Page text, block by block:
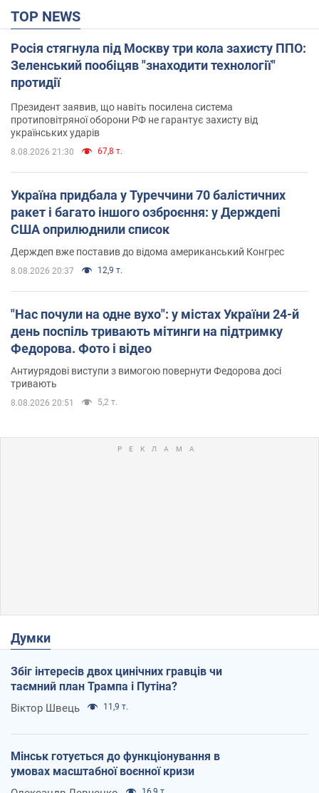
TOP NEWS
Росія стягнула під Москву три кола захисту ППО:
Зеленський пообіцяв "знаходити технології"
протидії
Президент заявив, що навіть посилена система
протиповітряної оборони РФ не гарантує захисту від
українських ударів
8.08.2026 21:30 67,8 т.
Україна придбала у Туреччини 70 балістичних
ракет і багато іншого озброєння: у Держдепі
США оприлюднили список
Держдеп вже поставив до відома американський Конгрес
8.08.2026 20:37 12,9 т.
"Нас почули на одне вухо": у містах України 24-й
день поспіль тривають мітинги на підтримку
Федорова. Фото і відео
Антиурядові виступи з вимогою повернути Федорова досі
тривають
8.08.2026 20:51 5,2 т.
Думки
Збіг інтересів двох цинічних гравців чи
таємний план Трампа і Путіна?
Віктор Швець 11,9 т.
Мінськ готується до функціонування в
умовах масштабної воєнної кризи